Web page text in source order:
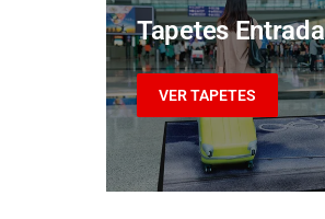
Tapetes Entrada
VER TAPETES